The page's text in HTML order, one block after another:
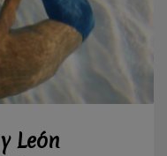
León